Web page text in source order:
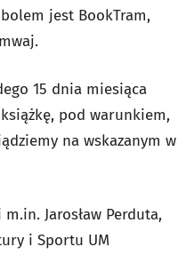
jest BookTram,
15 dnia miesiąca
pod warunkiem,
na wskazanym w
Jarosław Perduta,
i Sportu UM